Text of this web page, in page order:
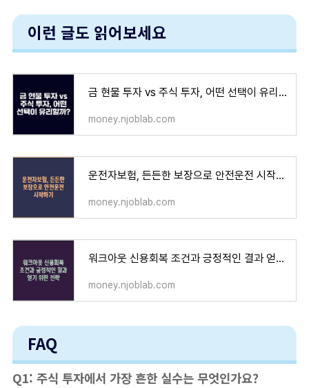
이런 글도 읽어보세요
금 현물 투자 vs 주식 투자, 어떤 선택이 유리할까?
money.njoblab.com
운전자보험, 든든한 보장으로 안전운전 시작하기
money.njoblab.com
워크아웃 신용회복 조건과 긍정적인 결과 얻기 위한 전략
money.njoblab.com
FAQ
Q1: 주식 투자에서 가장 흔한 실수는 무엇인가요?